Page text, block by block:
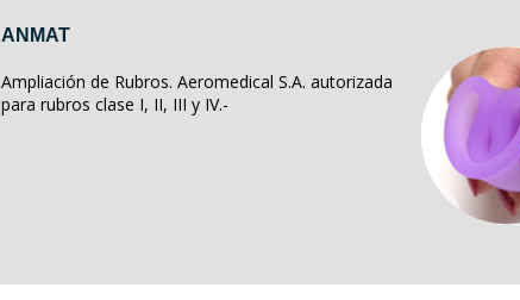
ANMAT
Ampliación de Rubros. Aeromedical S.A. autorizada
para rubros clase I, II, III y IV.-